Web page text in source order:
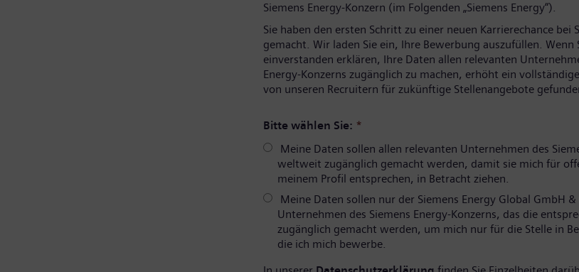
Siemens Energy-Konzern (im Folgenden „Siemens Energy“).
Sie haben den ersten Schritt zu einer neuen Karrierechance bei
gemacht. Wir laden Sie ein, Ihre Bewerbung auszufüllen. Wenn
einverstanden erklären, Ihre Daten allen relevanten
Energy-Konzerns zugänglich zu machen, erhöht ein
von unseren Recruitern für zukünftige Stellenangebote
Bitte wählen Sie: *
Meine Daten sollen allen relevanten Unternehmen des
weltweit zugänglich gemacht werden, damit sie mich für
meinem Profil entsprechen, in Betracht ziehen.
Meine Daten sollen nur der Siemens Energy Global GmbH &
Unternehmen des Siemens Energy-Konzerns, das die
zugänglich gemacht werden, um mich nur für die Stelle in
die ich mich bewerbe.